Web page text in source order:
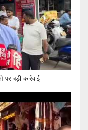
बड़ी कार्रवाई